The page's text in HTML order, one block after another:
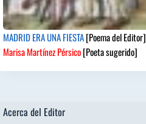
MADRID ERA UNA FIESTA[Poema del Editor]
Marisa Martínez Pérsico[Poeta sugerido]
Acerca del Editor